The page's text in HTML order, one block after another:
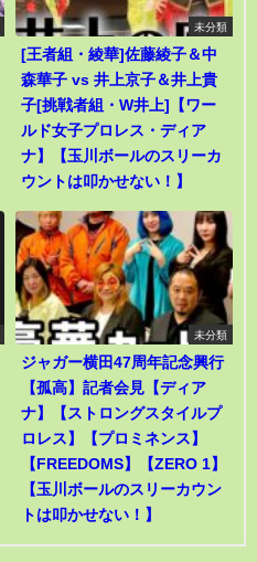
未分類
[王者組・綾華]佐藤綾子＆中
森華子 vs 井上京子＆井上貴
子[挑戦者組・W井上]【ワー
ルド女子プロレス・ディア
ナ】【玉川ボールのスリーカ
ウントは叩かせない！】
未分類
ジャガー横田47周年記念興行
【孤高】記者会見【ディア
ナ】【ストロングスタイルプ
ロレス】【プロミネンス】
【FREEDOMS】【ZERO 1】
【玉川ボールのスリーカウン
トは叩かせない！】